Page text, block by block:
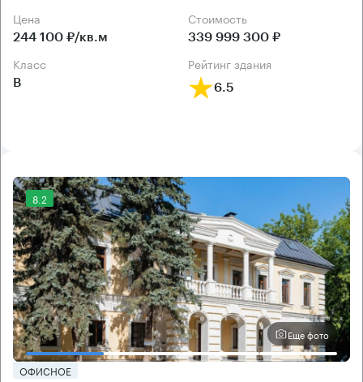
Цена
244 100 ₽/кв.м
Cтоимость
339 999 300 ₽
класс
B
рейтинг здания
6.5
8.2
Еще фото
ОФИСНОЕ